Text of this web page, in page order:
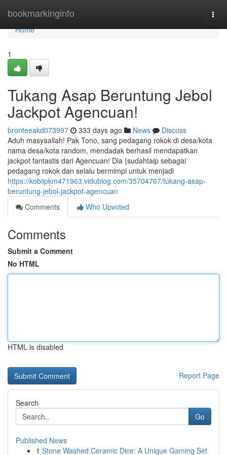
bookmarkinginfo
Home
Home
1
Tukang Asap Beruntung Jebol
Jackpot Agencuan!
bronteeakd073997 333 days ago News
Discuss
Aduh masyaallah! Pak Tono, sang pedagang rokok di desa/kota
nama desa/kota random, mendadak berhasil mendapatkan
jackpot fantastis dari Agencuan! Dia {sudahtaip sebagai
pedagang rokok dan selalu bermimpi untuk menjadi
https://kobiipkm471963.vidublog.com/35704767/tukang-asap-
beruntung-jebol-jackpot-agencuan
Comments
Who Upvoted
Comments
Submit a Comment
No HTML
HTML is disabled
Report Page
Search
Go
Published News
1 Stone Washed Ceramic Dice: A Unique Gaming Set